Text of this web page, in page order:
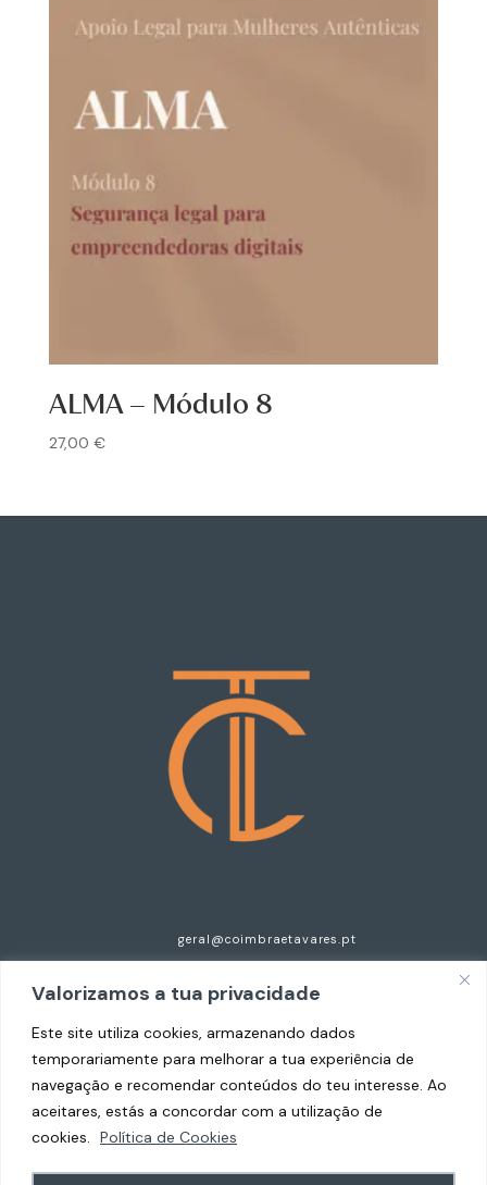
Valorizamos a tua privacidade
Este site utiliza cookies, armazenando dados
temporariamente para melhorar a tua experiência de
navegação e recomendar conteúdos do teu interesse. Ao
aceitares, estás a concordar com a utilização de
cookies.
Política de Cookies
ALMA – Módulo 8
27,00 €
geral@coimbraetavares.pt
Centro Empresarial do Cavaco, n.125, Esc 2
4520-630 Santa Maria da Feira
Copyright © 2026 Coimbra e Tavares Advogados.